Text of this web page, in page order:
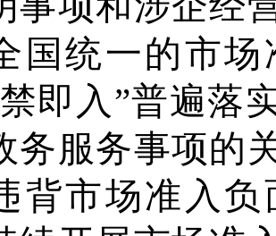
国统一的市
即入 ”普遍落
务服务事项的
背市场准入